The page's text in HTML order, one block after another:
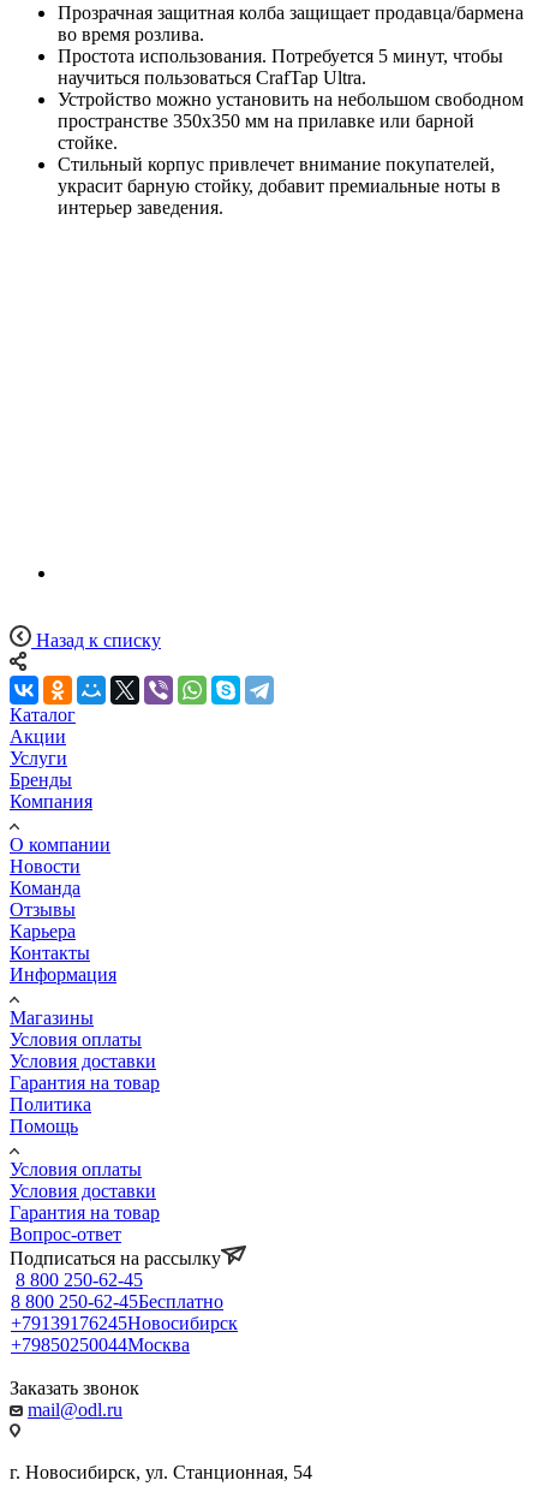
Прозрачная защитная колба защищает продавца/бармена
во время розлива.
Простота использования. Потребуется 5 минут, чтобы
научиться пользоваться CrafTap Ultra.
Устройство можно установить на небольшом свободном
пространстве 350х350 мм на прилавке или барной
стойке.
Стильный корпус привлечет внимание покупателей,
украсит барную стойку, добавит премиальные ноты в
интерьер заведения.
Назад к списку
Каталог
Акции
Услуги
Бренды
Компания
О компании
Новости
Команда
Отзывы
Карьера
Контакты
Информация
Магазины
Условия оплаты
Условия доставки
Гарантия на товар
Политика
Помощь
Условия оплаты
Условия доставки
Гарантия на товар
Вопрос-ответ
Подписаться на рассылку
8 800 250-62-45
8 800 250-62-45Бесплатно
+79139176245Новосибирск
+79850250044Москва
Заказать звонок
mail@odl.ru
г. Новосибирск, ул. Станционная, 54